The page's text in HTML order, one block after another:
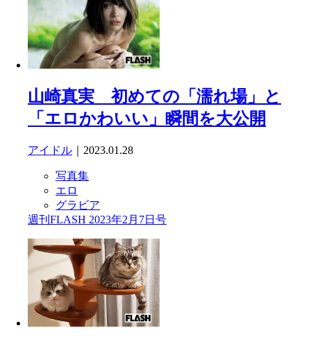
山崎真実 初めての「濡れ場」と
「エロかわいい」瞬間を大公開
アイドル ｜2023.01.28
写真集
エロ
グラビア
週刊FLASH 2023年2月7日号